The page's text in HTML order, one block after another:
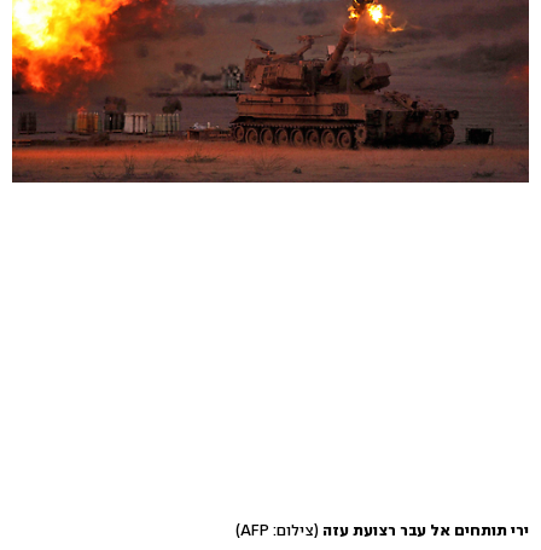
ירי תותחים אל עבר רצועת עזה (צילום: AFP)